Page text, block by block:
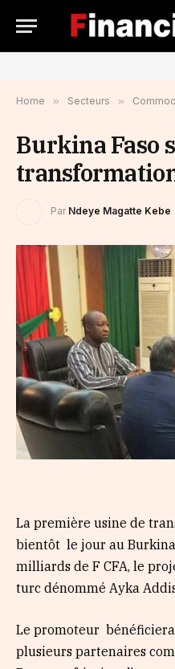
Home » Secteurs »
Burkina Faso
Par Ndeye Magatte Kebe
La première usine de
bientôt le jour au Burkina
milliards de F CFA, le
turc dénommé Ayka
Le promoteur
plusieurs partenaires